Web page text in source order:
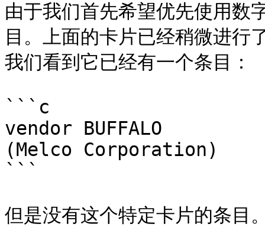
由于我们首先希望优先使用数
目。上面的卡片已经稍微进行
我们看到它已经有一个条目：
```c
vendor BUFFALO			0x026f	BUFFALO
(Melco Corporation)
```
但是没有这个特定卡片的条目